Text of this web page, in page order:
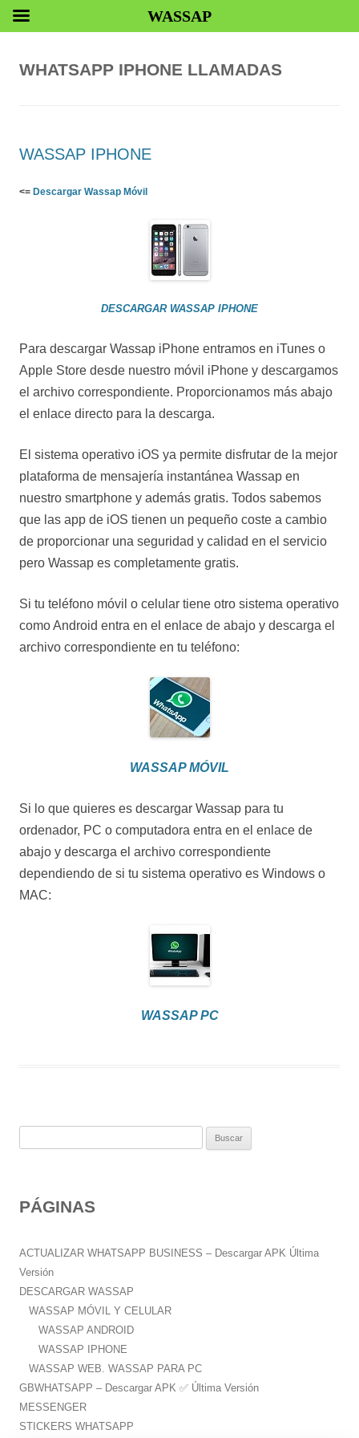
WHATSAPP IPHONE LLAMADAS
WASSAP IPHONE
<= Descargar Wassap Móvil
DESCARGAR WASSAP IPHONE
Para descargar Wassap iPhone entramos en iTunes o
Apple Store desde nuestro móvil iPhone y descargamos
el archivo correspondiente. Proporcionamos más abajo
el enlace directo para la descarga.
El sistema operativo iOS ya permite disfrutar de la mejor
plataforma de mensajería instantánea Wassap en
nuestro smartphone y además gratis. Todos sabemos
que las app de iOS tienen un pequeño coste a cambio
de proporcionar una seguridad y calidad en el servicio
pero Wassap es completamente gratis.
Si tu teléfono móvil o celular tiene otro sistema operativo
como Android entra en el enlace de abajo y descarga el
archivo correspondiente en tu teléfono:
WASSAP MÓVIL
Si lo que quieres es descargar Wassap para tu
ordenador, PC o computadora entra en el enlace de
abajo y descarga el archivo correspondiente
dependiendo de si tu sistema operativo es Windows o
MAC:
WASSAP PC
a
:
PÁGINAS
ACTUALIZAR WHATSAPP BUSINESS – Descargar APK Última
Versión
DESCARGAR WASSAP
WASSAP MÓVIL Y CELULAR
WASSAP ANDROID
WASSAP IPHONE
WASSAP WEB. WASSAP PARA PC
GBWHATSAPP – Descargar APK ✅️ Última Versión
MESSENGER
STICKERS WHATSAPP
WASSAP